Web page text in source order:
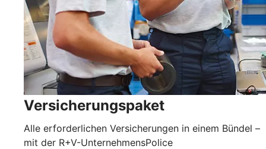
Versicherungspaket
Alle erforderlichen Versicherungen in einem Bündel –
mit der R+V-UnternehmensPolice